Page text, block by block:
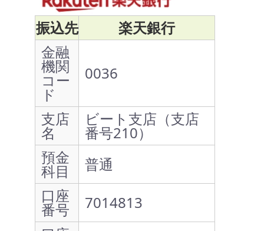
振込先
楽天銀行
金融
機関
コー
ド
0036
支店
名
ビート支店（支店
番号210）
預金
科目
普通
口座
番号
7014813